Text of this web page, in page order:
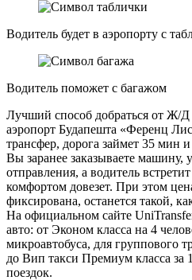
Водитель будет в аэропорту с
Водитель поможет с багажом
Лучший способ добраться от Ж/Д
аэропорт Будапешта «Ференц
трансфер, дорога займет 35 мин и
Вы заранее заказываете машину,
отправления, а водитель
комфортом довезет. При этом
фиксирована, останется такой,
На официальном сайте
авто: от Эконом класса на 4
микроавтобуса, для группового
до Вип такси Премиум класса за
поездок.